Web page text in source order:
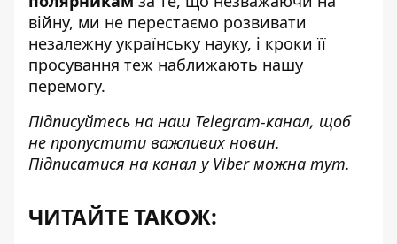
війну, ми не перестаємо розвивати
незалежну українську науку, і кроки її
просування теж наближають нашу
перемогу.
Підписуйтесь на наш Telegram-канал, щоб
не пропустити важливих новин.
Підписатися на канал у Viber можна тут.
ЧИТАЙТЕ ТАКОЖ: